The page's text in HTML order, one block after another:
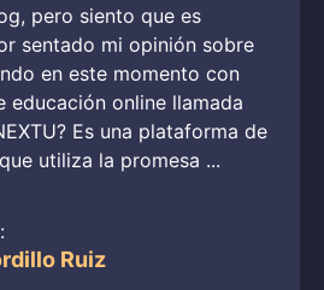
pero siento que es
sentado mi opinión sobre
en este momento con
educación online llamada
Es una plataforma de
utiliza la promesa ...
Ruiz